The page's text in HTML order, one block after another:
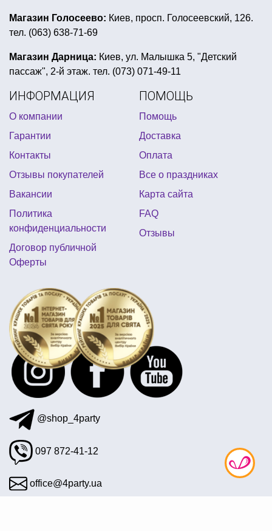
салфетки на хэллоуин
костюмы героев мультфильмов
детский день рождения свинка пеппа
день рождения в стиле винни пух
купить все для детской вечеринки
настолки купить
карнавальные костюмы аксессуары киев
баннер на праздник
купить подарок на 14 октября
новогодние костюмы сказочных героев
веер перьевой купить
новогодние украшения для входной двери
вечеринка в стиле диско костюмы
детский праздник в стиле пони
пиньята купить в украине
купить деньги сувенирные
купить открытку 8 марта
Магазин Голосеево: Киев, просп. Голосеевский, 126.
тел. (063) 638-71-69
Магазин Дарница: Киев, ул. Малышка 5, "Детский
пассаж", 2-й этаж. тел. (073) 071-49-11
ИНФОРМАЦИЯ
О компании
Гарантии
Контакты
Отзывы покупателей
Вакансии
Политика
конфиденциальности
Договор публичной
Оферты
ПОМОЩЬ
Помощь
Доставка
Оплата
Все о праздниках
Карта сайта
FAQ
Отзывы
@shop_4party
097 872-41-12
office@4party.ua